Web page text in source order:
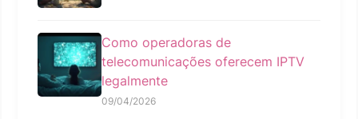
Como operadoras de
telecomunicações oferecem IPTV
legalmente
09/04/2026